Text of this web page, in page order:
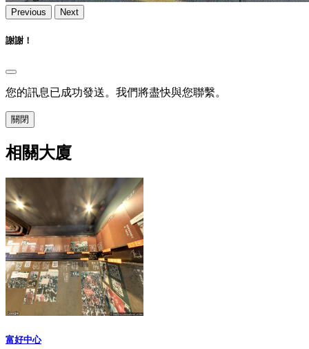
Previous Next
謝謝！
您的訊息已成功發送。我們將盡快與您聯繫。
關閉
相關大廈
富好中心